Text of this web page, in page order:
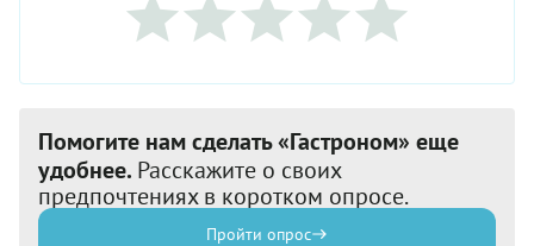
Помогите нам сделать «Гастроном» еще
удобнее. Расскажите о своих
предпочтениях в коротком опросе.
Пройти опрос